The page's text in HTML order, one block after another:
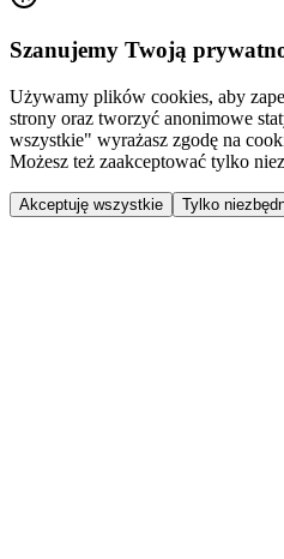
Szanujemy Twoją
Używamy plików cookies, aby
strony oraz tworzyć anonimowe
wszystkie" wyrażasz zgodę na
Możesz też zaakceptować tylko
Akceptuję wszystkie Tylko